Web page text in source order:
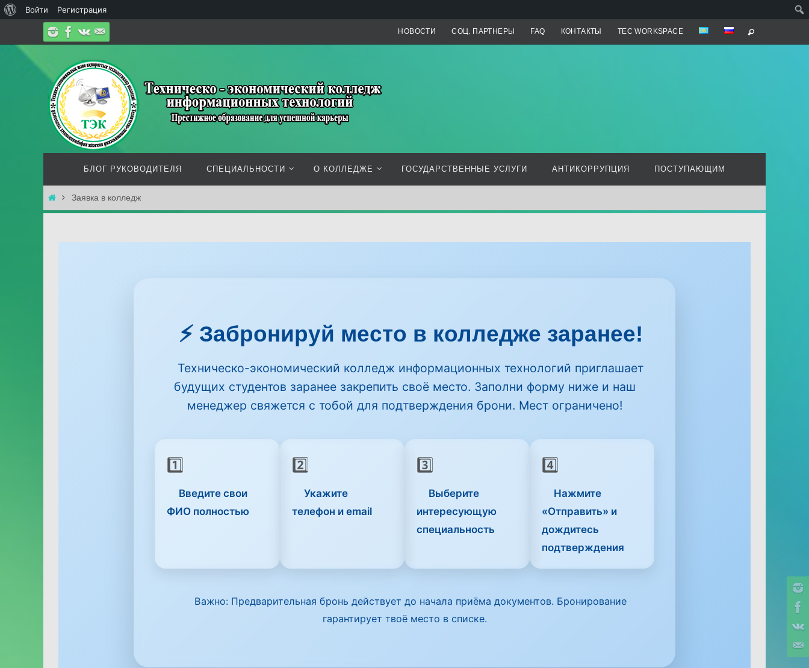
к
содержимому
WordPress
Войти Регистрация
НОВОСТИ СОЦ. ПАРТНЕРЫ FAQ КОНТАКТЫ TEC WORKSPACE
БЛОГ РУКОВОДИТЕЛЯ СПЕЦИАЛЬНОСТИ О КОЛЛЕДЖЕ ГОСУДАРСТВЕННЫЕ УСЛУГИ АНТИКОРРУПЦИЯ ПОСТУПАЮЩИМ
Главная
Заявка в колледж
⚡ Забронируй место в колледже заранее!
Техническо-экономический колледж информационных технологий приглашает
будущих студентов заранее закрепить своё место. Заполни форму ниже и наш
менеджер свяжется с тобой для подтверждения брони. Мест ограничено!
1️⃣
Введите свои
ФИО полностью
2️⃣
Укажите
телефон и email
3️⃣
Выберите
интересующую
специальность
4️⃣
Нажмите
«Отправить» и
дождитесь
подтверждения
Важно: Предварительная бронь действует до начала приёма документов. Бронирование
гарантирует твоё место в списке.